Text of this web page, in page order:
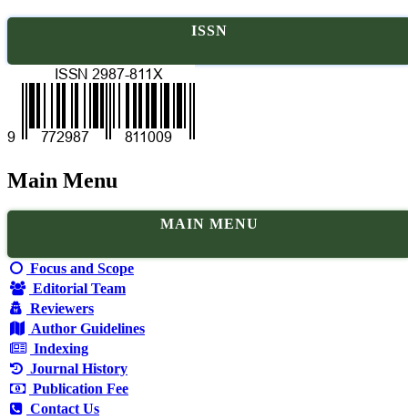
ISSN
Main Menu
MAIN MENU
Focus and Scope
Editorial Team
Reviewers
Author Guidelines
Indexing
Journal History
Publication Fee
Contact Us